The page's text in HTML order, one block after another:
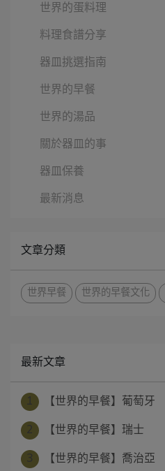
世界的蛋料理
料理食譜分享
器皿挑選指南
世界的早餐
世界的湯品
關於器皿的事
器皿保養
最新消息
文章分類
世界早餐 世界的早餐文化
最新文章
【世界的早餐】葡萄牙
【世界的早餐】瑞士
【世界的早餐】喬治亞